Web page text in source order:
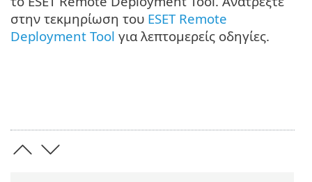
στην τεκμηρίωση του ESET Remote
Deployment Tool για λεπτομερείς οδηγίες.